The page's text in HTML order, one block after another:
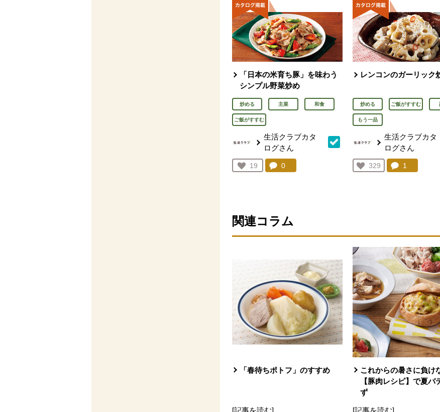
「日本の米育ち豚」を味わう
シンプル野菜炒め
炒める 主菜 和食
ご飯がすすむ
生活クラブカタ
ログさん
お気に入り登録：
19
人が登録
コメント：
0
レンコンのガーリック
炒める ご飯がすすむ
もう一品
生活クラブカタ
ログさん
お気に入り登録：
329
人が登録
コメント：
1
関連コラム
「春待ちポトフ」のすすめ
[記事を読む]
これからの暑さに負け
【豚肉レシピ】で夏バ
ず
[記事を読む]